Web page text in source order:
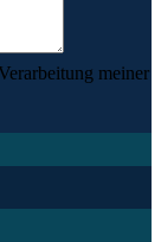
meiner